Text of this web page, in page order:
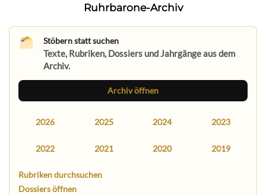
Ruhrbarone-Archiv
Stöbern statt suchen
Texte, Rubriken, Dossiers und Jahrgänge aus dem
Archiv.
Archiv öffnen
2026 2025 2024 2023
2022 2021 2020 2019
Rubriken durchsuchen
Dossiers öffnen